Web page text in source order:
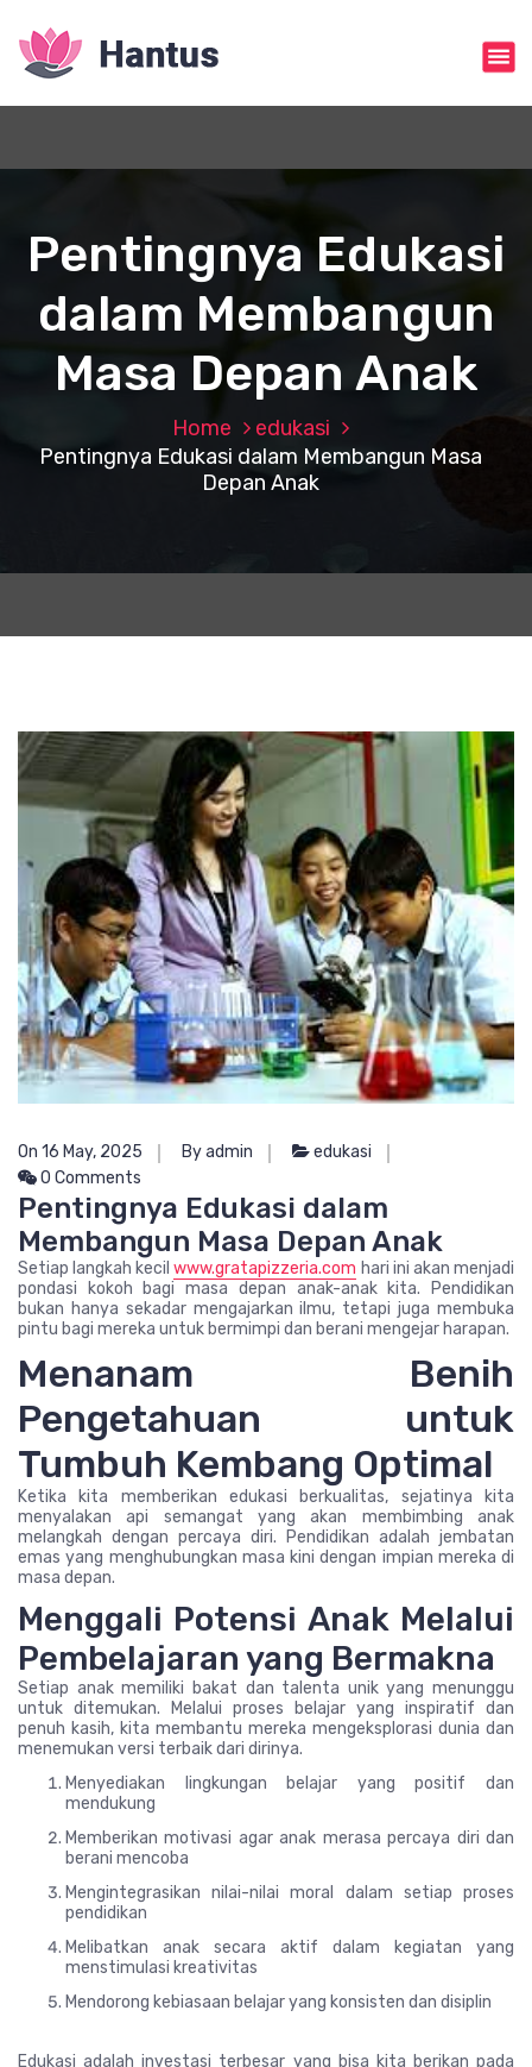
c
Pentingnya Edukasi
dalam Membangun
Masa Depan Anak
Home
edukasi
Pentingnya Edukasi dalam Membangun Masa
Depan Anak
On 16 May, 2025 By admin
edukasi
0 Comments
Pentingnya Edukasi dalam
Membangun Masa Depan Anak
Setiap langkah kecilwww.gratapizzeria.com hari ini akan menjadi
pondasi kokoh bagi masa depan anak-anak kita. Pendidikan
bukan hanya sekadar mengajarkan ilmu, tetapi juga membuka
pintu bagi mereka untuk bermimpi dan berani mengejar harapan.
Menanam Benih
Pengetahuan untuk
Tumbuh Kembang Optimal
Ketika kita memberikan edukasi berkualitas, sejatinya kita
menyalakan api semangat yang akan membimbing anak
melangkah dengan percaya diri. Pendidikan adalah jembatan
emas yang menghubungkan masa kini dengan impian mereka di
masa depan.
Menggali Potensi Anak Melalui
Pembelajaran yang Bermakna
Setiap anak memiliki bakat dan talenta unik yang menunggu
untuk ditemukan. Melalui proses belajar yang inspiratif dan
penuh kasih, kita membantu mereka mengeksplorasi dunia dan
menemukan versi terbaik dari dirinya.
Menyediakan lingkungan belajar yang positif dan
mendukung
Memberikan motivasi agar anak merasa percaya diri dan
berani mencoba
Mengintegrasikan nilai-nilai moral dalam setiap proses
pendidikan
Melibatkan anak secara aktif dalam kegiatan yang
menstimulasi kreativitas
Mendorong kebiasaan belajar yang konsisten dan disiplin
Edukasi adalah investasi terbesar yang bisa kita berikan pada